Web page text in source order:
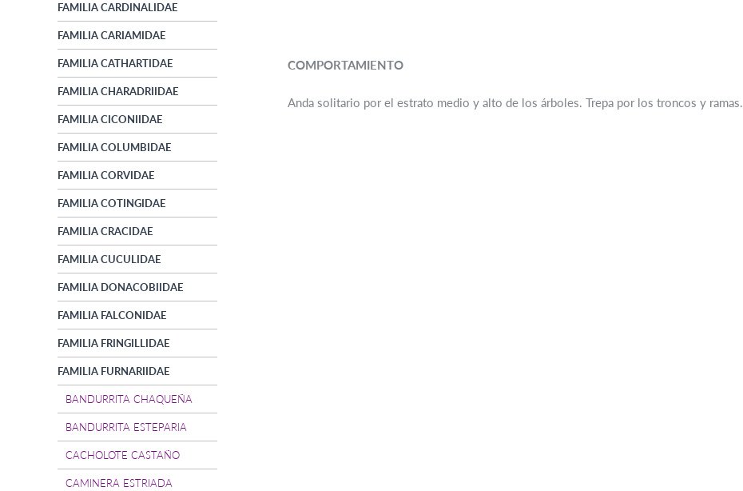
FAMILIA CARDINALIDAE
FAMILIA CARIAMIDAE
FAMILIA CATHARTIDAE
FAMILIA CHARADRIIDAE
FAMILIA CICONIIDAE
FAMILIA COLUMBIDAE
FAMILIA CORVIDAE
FAMILIA COTINGIDAE
FAMILIA CRACIDAE
FAMILIA CUCULIDAE
FAMILIA DONACOBIIDAE
FAMILIA FALCONIDAE
FAMILIA FRINGILLIDAE
FAMILIA FURNARIIDAE
BANDURRITA CHAQUEÑA
BANDURRITA ESTEPARIA
CACHOLOTE CASTAÑO
CAMINERA ESTRIADA
COMPORTAMIENTO
Anda solitario por el estrato medio y alto de los árboles. Trepa por los troncos y ramas.